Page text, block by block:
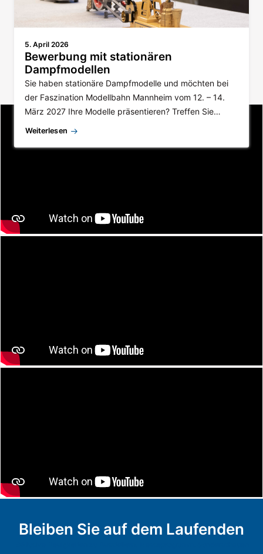
5. April 2026
Bewerbung mit stationären
Dampfmodellen
Sie haben stationäre Dampfmodelle und möchten bei
der Faszination Modellbahn Mannheim vom 12. – 14.
März 2027 Ihre Modelle präsentieren? Treffen Sie…
Weiterlesen
Mehr aktuelle Themen
Themenbereiche
Bleiben Sie auf dem Laufenden